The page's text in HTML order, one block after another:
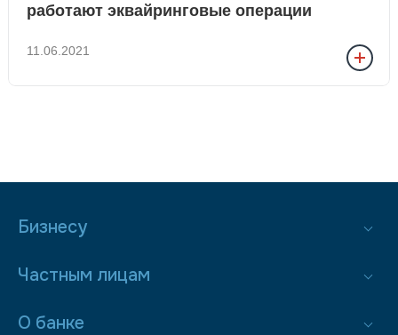
работают эквайринговые операции
11.06.2021
Бизнесу
Частным лицам
О банке